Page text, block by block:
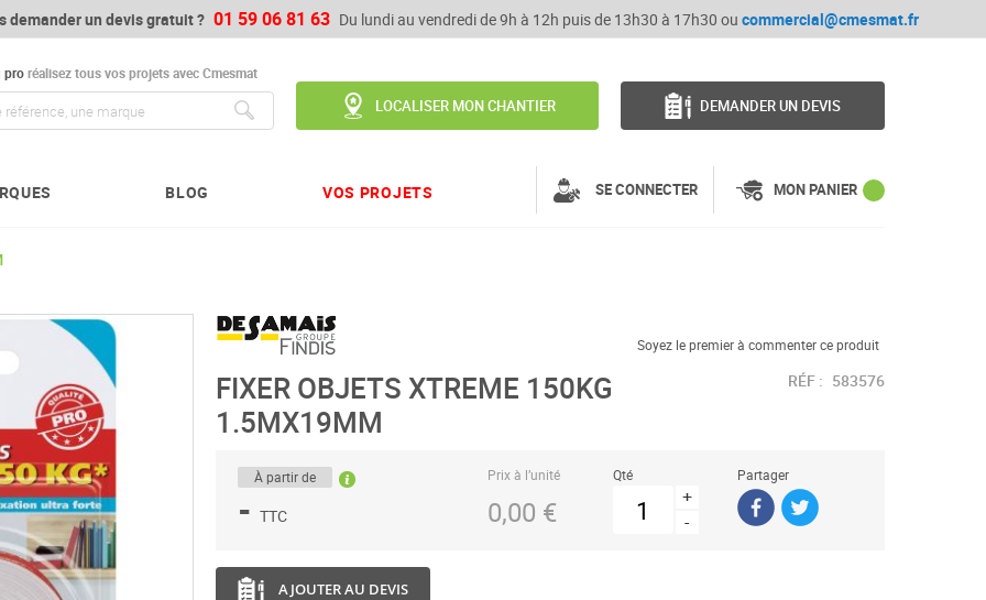
demander un devis gratuit ? 01 59 06 81 63 Du lundi au vendredi de 9h à 12h puis de 13h30 à 17h30 ou commercial@cmesmat.fr
proréalisez tous vos projets avec Cmesmat
LOCALISER MON CHANTIER DEMANDER UN DEVIS
BLOG VOS PROJETS SE CONNECTER MON PANIER
Soyez le premier à commenter ce produit
FIXER OBJETS XTREME 150KG
1.5MX19MM
RÉF : 583576
À partir de
- TTC
Prix à l’unité
0,00 €
Qté
+
-
Partager
AJOUTER AU DEVIS